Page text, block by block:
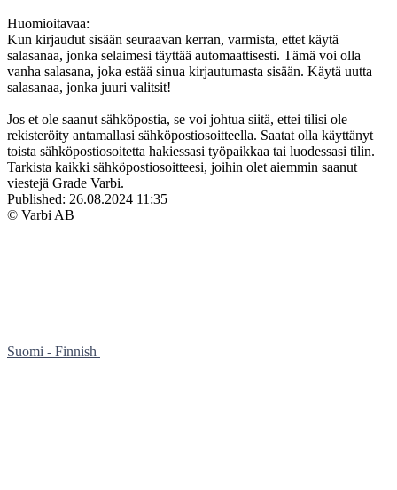
Huomioitavaa:
Kun kirjaudut sisään seuraavan kerran, varmista, ettet käytä
salasanaa, jonka selaimesi täyttää automaattisesti. Tämä voi olla
vanha salasana, joka estää sinua kirjautumasta sisään. Käytä uutta
salasanaa, jonka juuri valitsit!
Jos et ole saanut sähköpostia, se voi johtua siitä, ettei tilisi ole
rekisteröity antamallasi sähköpostiosoitteella. Saatat olla käyttänyt
toista sähköpostiosoitetta hakiessasi työpaikkaa tai luodessasi tilin.
Tarkista kaikki sähköpostiosoitteesi, joihin olet aiemmin saanut
viestejä Grade Varbi.
Published: 26.08.2024 11:35
© Varbi AB
Suomi - Finnish